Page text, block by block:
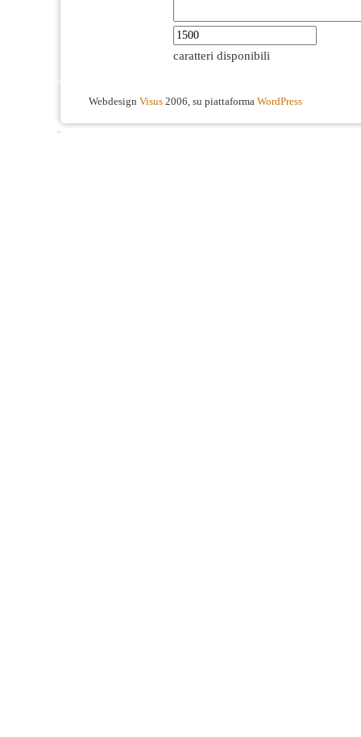
caratteri disponibili
Webdesign Visus 2006, su piattaforma WordPress